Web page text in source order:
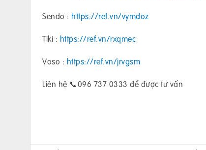
Sendo : https://ref.vn/vymdoz
Tiki : https://ref.vn/rxqmec
Voso : https://ref.vn/jrvgsm
Liên hệ 📞096 737 0333 để được tư vấn